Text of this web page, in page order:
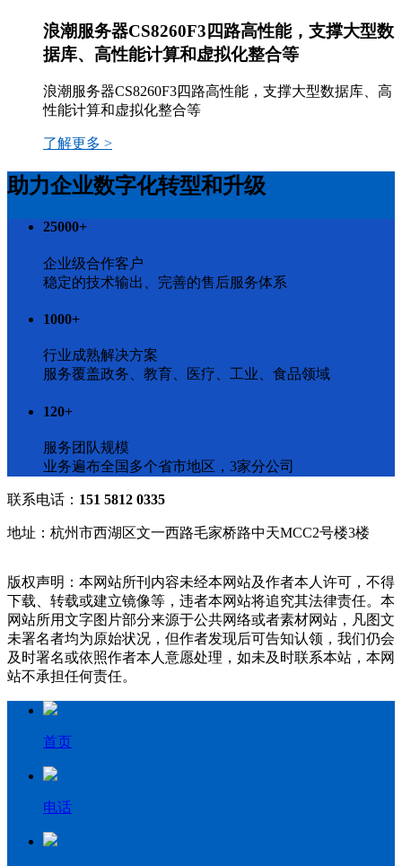
浪潮服务器CS8260F3四路高性能，支撑大型数
据库、高性能计算和虚拟化整合等
浪潮服务器CS8260F3四路高性能，支撑大型数据库、高
性能计算和虚拟化整合等
了解更多 >
助力企业数字化转型和升级
25000+
企业级合作客户
稳定的技术输出、完善的售后服务体系
1000+
行业成熟解决方案
服务覆盖政务、教育、医疗、工业、食品领域
120+
服务团队规模
业务遍布全国多个省市地区，3家分公司
联系电话： 151 5812 0335
地址：杭州市西湖区文一西路毛家桥路中天MCC2号楼3楼
版权声明：本网站所刊内容未经本网站及作者本人许可，不得
下载、转载或建立镜像等，违者本网站将追究其法律责任。本
网站所用文字图片部分来源于公共网络或者素材网站，凡图文
未署名者均为原始状况，但作者发现后可告知认领，我们仍会
及时署名或依照作者本人意愿处理，如未及时联系本站，本网
站不承担任何责任。
首页
电话